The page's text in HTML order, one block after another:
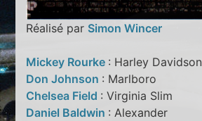
Réalisé par Simon Wincer
Mickey Rourke : Harley Davidson
Don Johnson : Marlboro
Chelsea Field : Virginia Slim
Daniel Baldwin : Alexander